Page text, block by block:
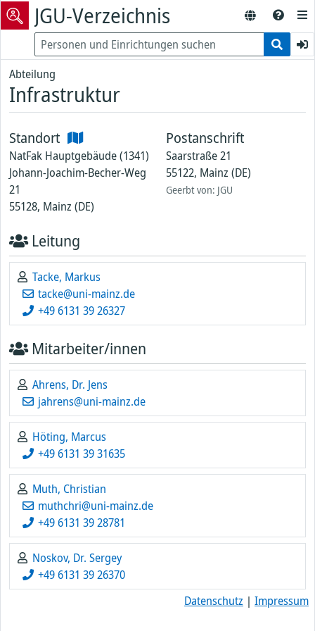
JGU-Verzeichnis
Abteilung
Infrastruktur
Standort
NatFak Hauptgebäude (1341)
Johann-Joachim-Becher-Weg
21
55128, Mainz (DE)
Postanschrift
Saarstraße 21
55122, Mainz (DE)
Geerbt von: JGU
Leitung
Tacke, Markus
tacke@uni-mainz.de
+49 6131 39 26327
Mitarbeiter/innen
Ahrens, Dr. Jens
jahrens@uni-mainz.de
Höting, Marcus
+49 6131 39 31635
Muth, Christian
muthchri@uni-mainz.de
+49 6131 39 28781
Noskov, Dr. Sergey
+49 6131 39 26370
Datenschutz | Impressum